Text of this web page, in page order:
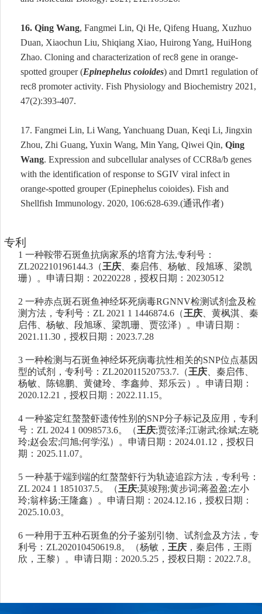
16. Qing Wang, Fangmei Lin, Qi He, Qifeng Huang, Xuzhuo
Duan, Xiaochun Liu, Shiqiang Xiao, Huirong Yang, HuiHong
Zhao. Cloning and characterization of rec8 gene in orange-
spotted grouper (Epinephelus coioides) and Dmrt1 regulation of
rec8 promoter activity. Fish Physiology and Biochemistry 2021,
47(2):393-407.
17. Fangmei Lin, Li Wang, Yanchuang Duan, Keqi Li, Jingxin
Zhou, Zhi Guang, Yuxin Wang, Min Yang, Qiwei Qin, Qing
Wang. Expression and subcellular analyses of CCR8a/b genes
with the identification of response to SGIV viral infect in
orange-spotted grouper (Epinephelus coioides). Fish and
Shellfish Immunology. 2020, 106:628-639.(通讯作者)
专利
1 一种鞍带石斑鱼抗病家系的培育方法,专利号：
ZL202210196144.3 （王庆、秦启伟、杨敏、段旭琢、梁凯
珊）。申请日期： 20220228 ，授权日期： 20230512
2 一种赤点斑石斑鱼神经坏死病毒RGNNV检测试剂盒及检
测方法，专利号： ZL 2021 1 1446874.6 （王庆、黄枫淇、秦
启伟、杨敏、段旭琢、梁凯珊、贾弦泽）。申请日期：
2021.11.30 ，授权日期： 2023.7.28
3 一种检测与石斑鱼神经坏死病毒抗性相关的SNP位点基因
型的试剂，专利号： ZL202011520753.7. （王庆、秦启伟、
杨敏、陈锦鹏、黄健玲、李鑫帅、郑乐云）。申请日期：
2020.12.21 ，授权日期： 2022.11.15。
4 一种鉴定红螯螯虾遗传性别的SNP分子标记及应用，专利
号： ZL 2024 1 0098573.6。（王庆;贾弦泽;江谢武;徐斌;左晓
玲;赵会宏;闫旭;何学泓）。申请日期： 2024.01.12 ，授权日
期： 2025.11.07。
5 一种基于端到端的红螯螯虾行为轨迹追踪方法，专利号：
ZL 2024 1 1851037.5。（王庆;莫竣翔;黄步词;蒋盈盈;左小
玲;翁梓扬;王隆鑫）。申请日期： 2024.12.16 ，授权日期：
2025.10.03。
6 一种用于五种石斑鱼的分子鉴别引物、试剂盒及方法，专
利号 ：ZL202010450619.8。（杨敏， 王庆 ，秦启伟，王雨
欣，王黎）。申请日期：2020.5.25，授权日期： 2022.7.8。